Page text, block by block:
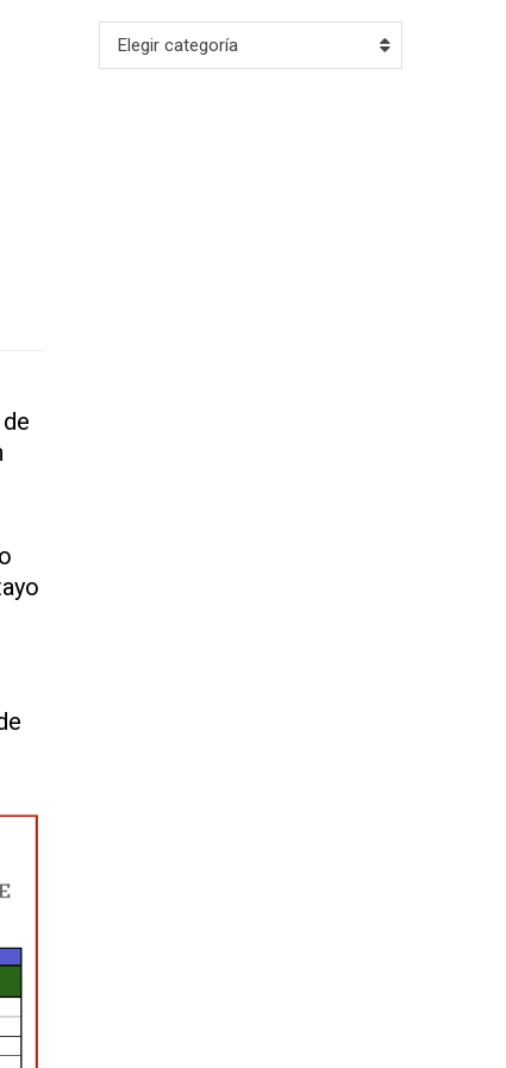
Archivo
Elegir categoría